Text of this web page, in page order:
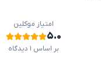
امتیاز موکلین
۵.۰
بر اساس ۱ دیدگاه